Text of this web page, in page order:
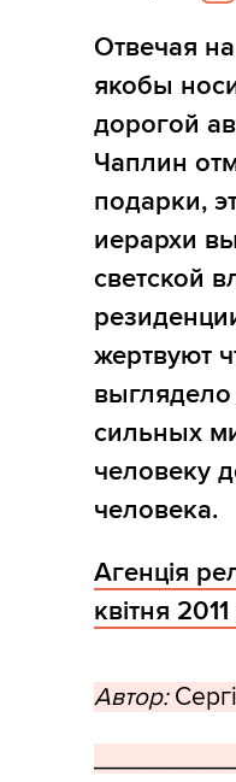
Отвечая
якобы
дорогой
Чаплин
подарки,
иерархи
светской
жертвуют
сильных
человеку
человека.
Агенція
квітня
Автор: